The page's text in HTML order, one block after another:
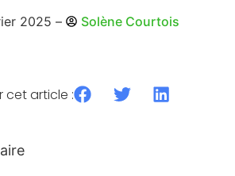
2025 –
Solène Courtois
cet article :